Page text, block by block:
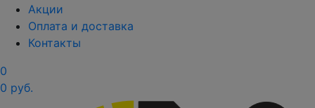
Акции
Оплата и доставка
Контакты
0
0 руб.